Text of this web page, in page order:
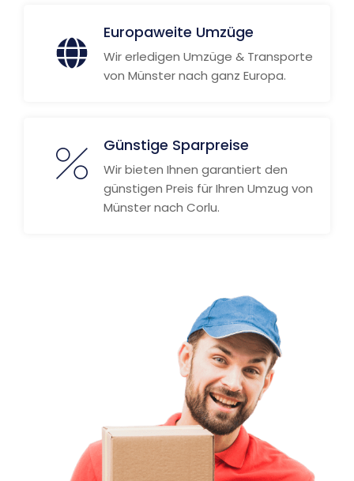
Europaweite Umzüge
Wir erledigen Umzüge & Transporte
von Münster nach ganz Europa.
Günstige Sparpreise
Wir bieten Ihnen garantiert den
günstigen Preis für Ihren Umzug von
Münster nach Corlu.